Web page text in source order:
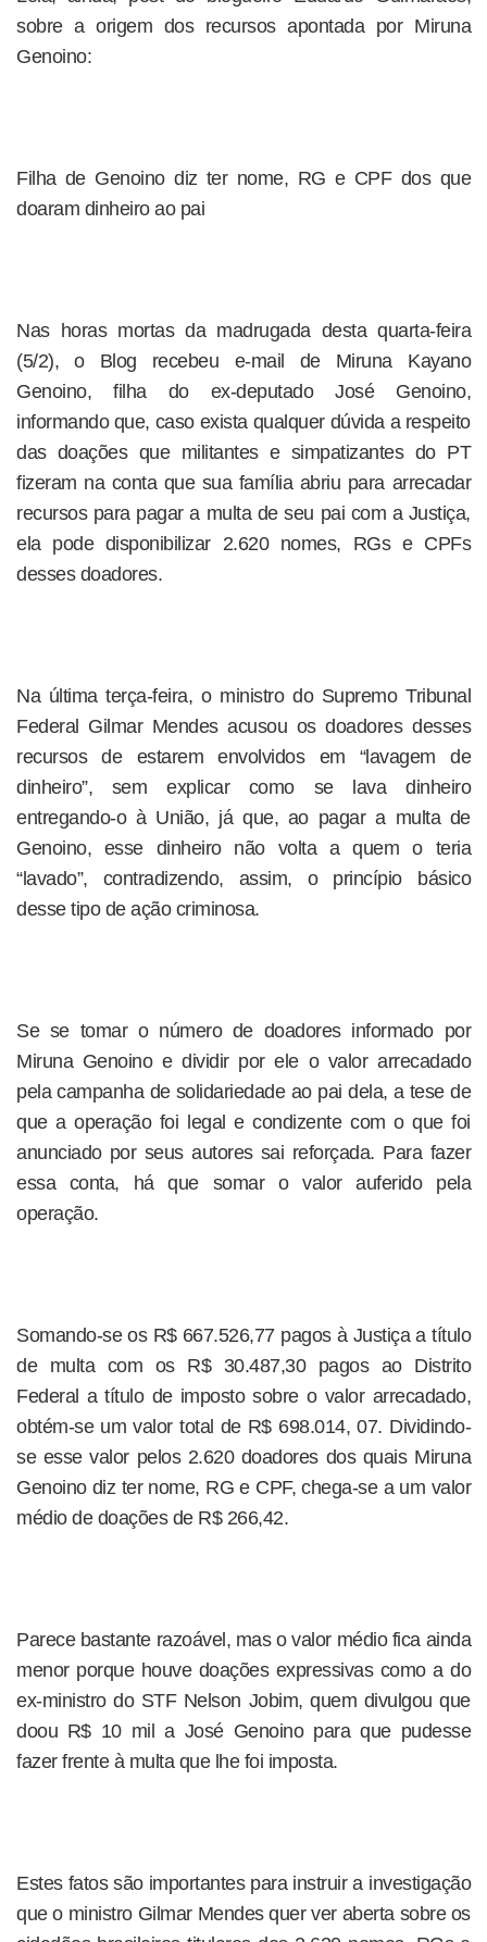
sobre a origem dos recursos apontada por Miruna
Genoino:
Filha de Genoino diz ter nome, RG e CPF dos que
doaram dinheiro ao pai
Nas horas mortas da madrugada desta quarta-feira
(5/2), o Blog recebeu e-mail de Miruna Kayano
Genoino, filha do ex-deputado José Genoino,
informando que, caso exista qualquer dúvida a respeito
das doações que militantes e simpatizantes do PT
fizeram na conta que sua família abriu para arrecadar
recursos para pagar a multa de seu pai com a Justiça,
ela pode disponibilizar 2.620 nomes, RGs e CPFs
desses doadores.
Na última terça-feira, o ministro do Supremo Tribunal
Federal Gilmar Mendes acusou os doadores desses
recursos de estarem envolvidos em “lavagem de
dinheiro”, sem explicar como se lava dinheiro
entregando-o à União, já que, ao pagar a multa de
Genoino, esse dinheiro não volta a quem o teria
“lavado”, contradizendo, assim, o princípio básico
desse tipo de ação criminosa.
Se se tomar o número de doadores informado por
Miruna Genoino e dividir por ele o valor arrecadado
pela campanha de solidariedade ao pai dela, a tese de
que a operação foi legal e condizente com o que foi
anunciado por seus autores sai reforçada. Para fazer
essa conta, há que somar o valor auferido pela
operação.
Somando-se os R$ 667.526,77 pagos à Justiça a título
de multa com os R$ 30.487,30 pagos ao Distrito
Federal a título de imposto sobre o valor arrecadado,
obtém-se um valor total de R$ 698.014, 07. Dividindo-
se esse valor pelos 2.620 doadores dos quais Miruna
Genoino diz ter nome, RG e CPF, chega-se a um valor
médio de doações de R$ 266,42.
Parece bastante razoável, mas o valor médio fica ainda
menor porque houve doações expressivas como a do
ex-ministro do STF Nelson Jobim, quem divulgou que
doou R$ 10 mil a José Genoino para que pudesse
fazer frente à multa que lhe foi imposta.
Estes fatos são importantes para instruir a investigação
que o ministro Gilmar Mendes quer ver aberta sobre os